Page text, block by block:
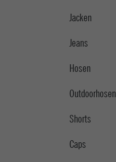
Jacken
Jeans
Hosen
Outdoorhosen
Shorts
Caps